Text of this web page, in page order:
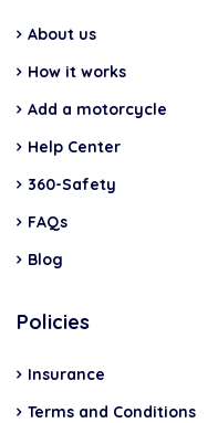
About us
How it works
Add a motorcycle
Help Center
360-Safety
FAQs
Blog
Policies
Insurance
Terms and Conditions